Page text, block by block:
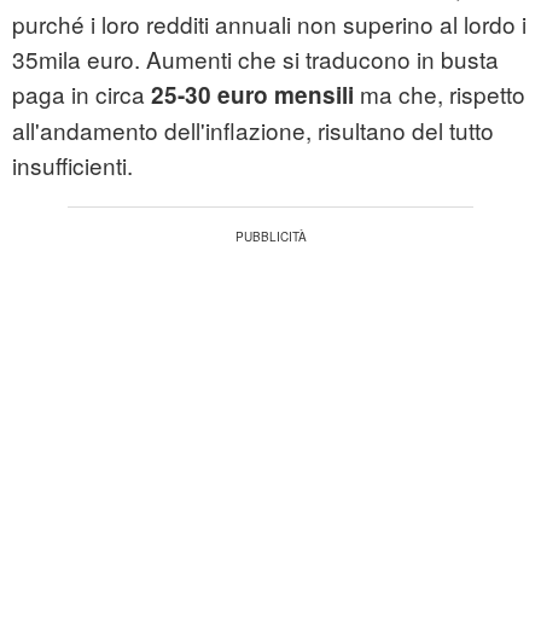
purché i loro redditi annuali non superino al lordo i
35mila euro. Aumenti che si traducono in busta
paga in circa 25-30 euro mensili ma che, rispetto
all'andamento dell'inflazione, risultano del tutto
insufficienti.